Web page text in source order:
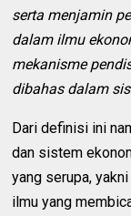
serta menjamin
dalam ilmu
mekanisme
dibahas dalam
Dari definisi ini
dan sistem
yang serupa,
ilmu yang